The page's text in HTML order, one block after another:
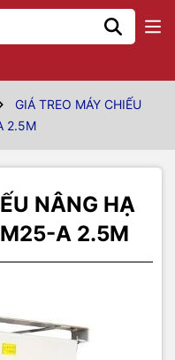
GIÁ TREO MÁY CHIẾU
2.5M
NÂNG HẠ
A 2.5M
có sức tải lớn, bền, tuổi